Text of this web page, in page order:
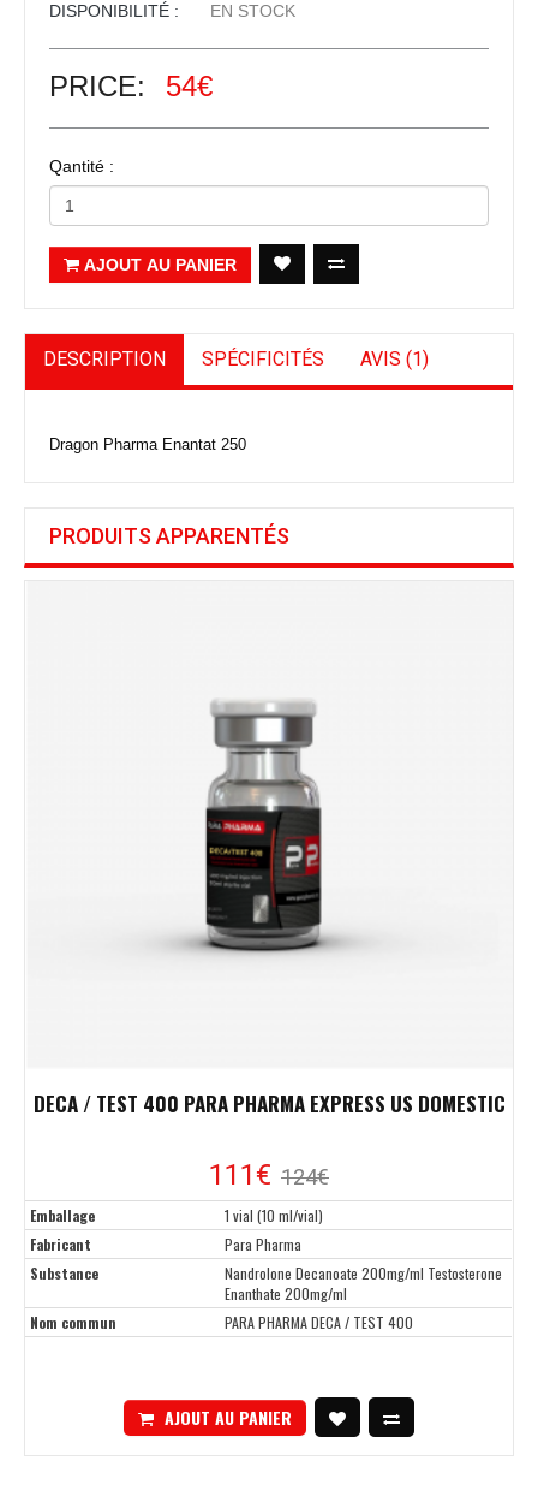
DISPONIBILITÉ :
EN STOCK
PRICE: 54€
Qantité :
AJOUT AU PANIER
DESCRIPTION SPÉCIFICITÉS AVIS (1)
Dragon Pharma Enantat 250
PRODUITS APPARENTÉS
DECA / TEST 400 PARA PHARMA EXPRESS US DOMESTIC
111€ 124€
Emballage
1 vial (10 ml/vial)
Fabricant
Para Pharma
Substance
Nandrolone Decanoate 200mg/ml Testosterone
Enanthate 200mg/ml
Nom commun
PARA PHARMA DECA / TEST 400
AJOUT AU PANIER